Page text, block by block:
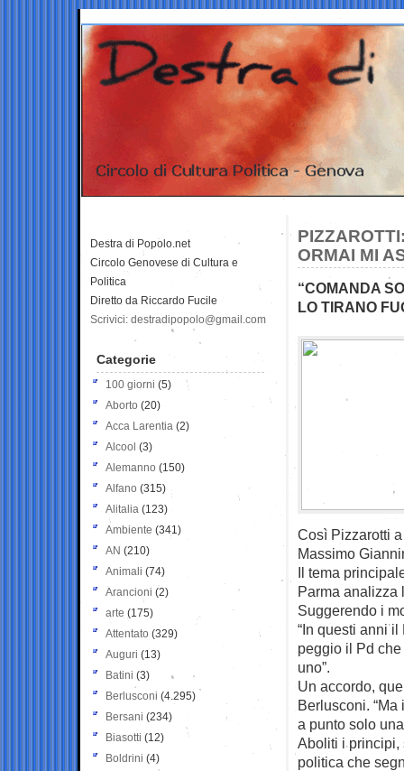
ORMAI MI
“COMANDA
LO TIRANO
Così Pizzarotti
Massimo
Il tema
Parma analizza
Suggerendo i
“In questi anni
peggio il Pd
uno”.
Un accordo,
Berlusconi.
a punto solo
Aboliti i principi,
politica che
Destra di Popolo.net
Circolo Genovese di Cultura e
Politica
Diretto da Riccardo Fucile
Scrivici: destradipopolo@gmail.com
Categorie
100 giorni (5)
Aborto (20)
Acca Larentia (2)
Alcool (3)
Alemanno (150)
Alfano (315)
Alitalia (123)
Ambiente (341)
AN (210)
Animali (74)
Arancioni (2)
arte (175)
Attentato (329)
Auguri (13)
Batini (3)
Berlusconi (4.295)
Bersani (234)
Biasotti (12)
Boldrini (4)